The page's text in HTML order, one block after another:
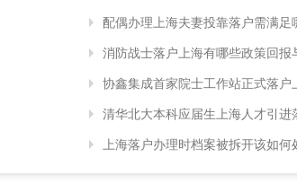
配偶办理上海夫妻投靠落户需满足
消防战士落户上海有哪些政策回报
协鑫集成首家院士工作站正式落户
清华北大本科应届生上海人才引进
上海落户办理时档案被拆开该如何